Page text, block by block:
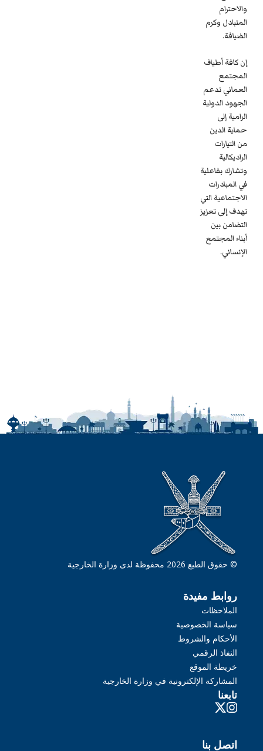
والاحترام
المتبادل وكرم
الضيافة.
إن كافة أطياف
المجتمع
العماني تدعم
الجهود الدولية
الرامية إلى
حماية الدين
من التيارات
الراديكالية
وتشارك بفاعلية
في المبادرات
الاجتماعية التي
تهدف إلى تعزيز
التضامن بين
أبناء المجتمع
الإنساني.
© حقوق الطبع 2026 محفوظة لدى وزارة الخارجية
روابط مفيدة
الملاحظات
سياسة الخصوصية
الأحكام والشروط
النفاذ الرقمي
خريطة الموقع
المشاركة الإلكترونية في وزارة الخارجية
تابعنا
اتصل بنا